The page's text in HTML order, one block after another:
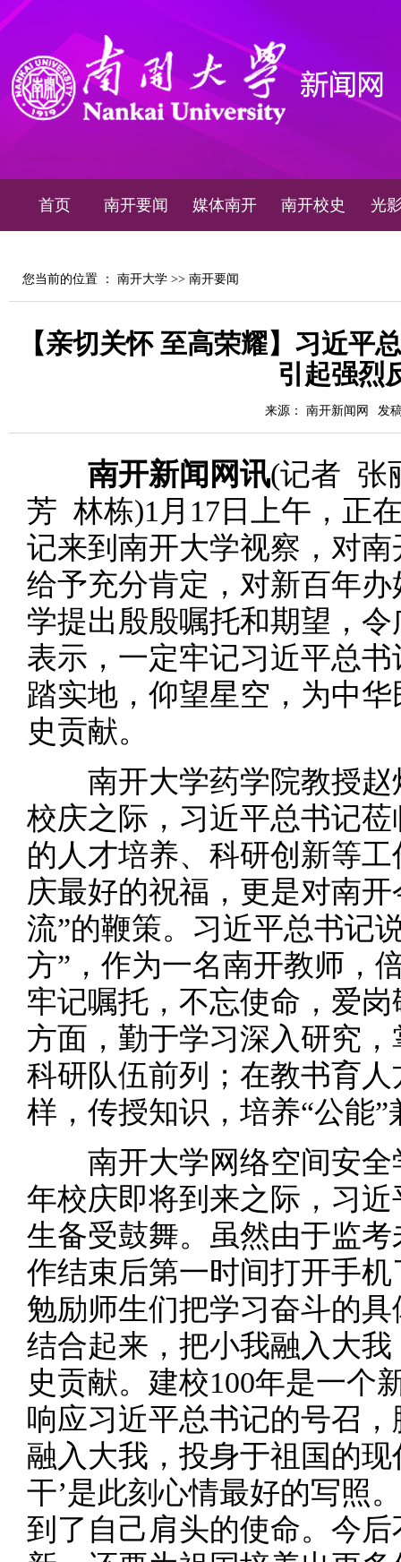
首页 南开要闻 媒体南开 南开校史 光
您当前的位置 ： 南开大学 >> 南开要闻
【亲切关怀 至高荣耀】习近平
引起强烈
来源： 南开新闻网 发
南开新闻网讯(记者 张
芳 林栋)1月17日上午，正
记来到南开大学视察，对
给予充分肯定，对新百年
学提出殷殷嘱托和期望，
表示，一定牢记习近平总
踏实地，仰望星空，为中
史贡献。
南开大学药学院教授赵
校庆之际，习近平总书记
的人才培养、科研创新等
庆最好的祝福，更是对南
流”的鞭策。习近平总书记
方”，作为一名南开教师，
牢记嘱托，不忘使命，爱
方面，勤于学习深入研究
科研队伍前列；在教书育
样，传授知识，培养“公能
南开大学网络空间安全
年校庆即将到来之际，习
生备受鼓舞。虽然由于监
作结束后第一时间打开手
勉励师生们把学习奋斗的
结合起来，把小我融入大
史贡献。建校100年是一个
响应习近平总书记的号召
融入大我，投身于祖国的
干’是此刻心情最好的写照
到了自己肩头的使命。今